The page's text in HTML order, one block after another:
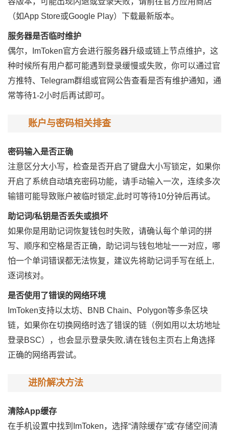
（如App Store或Google Play）下载最新版本。
服务器是否临时维护
偶尔，ImToken官方会进行服务器升级或链上节点维护，这
种时候所有用户都可能遇到登录缓慢或失败，你可以通过官
方推特、Telegram群组或官网公告查看是否有维护通知，通
常等待1-2小时后再试即可。
账户与密码相关排查
密码输入是否正确
注意区分大小写，检查是否开启了键盘大小写锁定，如果你
开启了系统自动填充密码功能，请手动输入一次，连续多次
输错可能导致账户被临时锁定,此时可等待10分钟后再试。
助记词/私钥是否丢失或损坏
如果你是用助记词恢复钱包时失败，请确认每个单词的拼
写、顺序和空格是否正确，助记词与钱包地址一一对应，哪
怕一个单词错误都无法恢复，建议先将助记词手写在纸上,
逐词核对。
是否使用了错误的网络环境
ImToken支持以太坊、BNB Chain、Polygon等多条区块
链，如果你在切换网络时选了错误的链（例如用以太坊地址
登录BSC），也会显示登录失败,请在钱包主页右上角选择
正确的网络再尝试。
进阶解决方法
清除App缓存
在手机设置中找到ImToken，选择“清除缓存”或“存储空间清